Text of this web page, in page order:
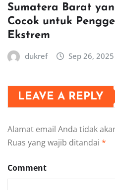
Sumatera Barat
Cocok untuk
Ekstrem
dukref Sep 26, 2025
LEAVE A REPLY
Alamat email Anda tidak
Ruas yang wajib ditandai *
Comment